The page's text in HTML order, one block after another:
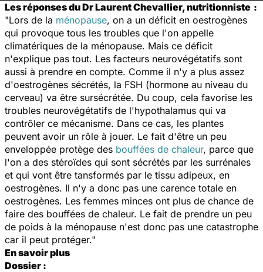
Les réponses du Dr Laurent Chevallier, nutritionniste :
"Lors de la ménopause, on a un déficit en oestrogènes
qui provoque tous les troubles que l'on appelle
climatériques de la ménopause. Mais ce déficit
n'explique pas tout. Les facteurs neurovégétatifs sont
aussi à prendre en compte. Comme il n'y a plus assez
d'oestrogènes sécrétés, la FSH (hormone au niveau du
cerveau) va être sursécrétée. Du coup, cela favorise les
troubles neurovégétatifs de l'hypothalamus qui va
contrôler ce mécanisme. Dans ce cas, les plantes
peuvent avoir un rôle à jouer. Le fait d'être un peu
enveloppée protège des bouffées de chaleur, parce que
l'on a des stéroïdes qui sont sécrétés par les surrénales
et qui vont être tansformés par le tissu adipeux, en
oestrogènes. Il n'y a donc pas une carence totale en
oestrogènes. Les femmes minces ont plus de chance de
faire des bouffées de chaleur. Le fait de prendre un peu
de poids à la ménopause n'est donc pas une catastrophe
car il peut protéger."
En savoir plus
Dossier :